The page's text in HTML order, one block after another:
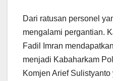
Dari ratusan personel
mengalami pergantian.
Fadil Imran
menjadi Kabaharkam
Komjen Arief